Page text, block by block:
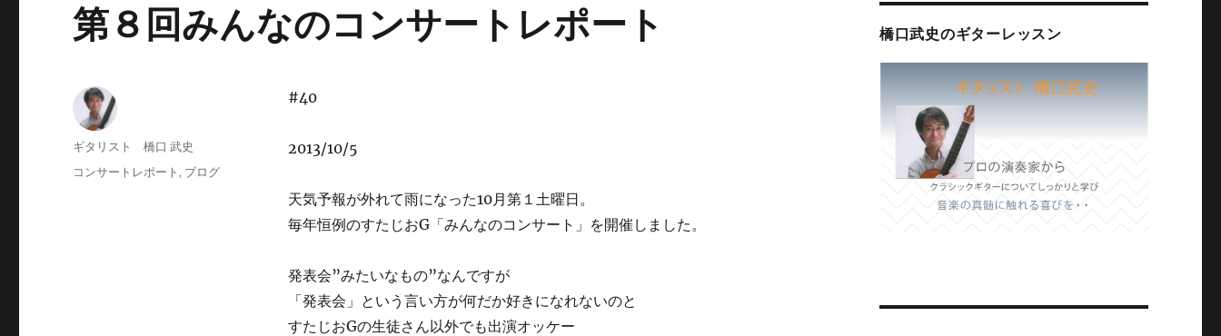
第８回みんなのコンサートレポート
#40
2013/10/5
天気予報が外れて雨になった10月第１土曜日。
毎年恒例のすたじおG「みんなのコンサート」を開催しました。
発表会”みたいなもの”なんですが
「発表会」という言い方が何だか好きになれないのと
すたじおGの生徒さん以外でも出演オッケー
投
ギタリスト 橋口 武史
投
カ
コンサートレポート , ブログ
橋口武史のギターレッスン